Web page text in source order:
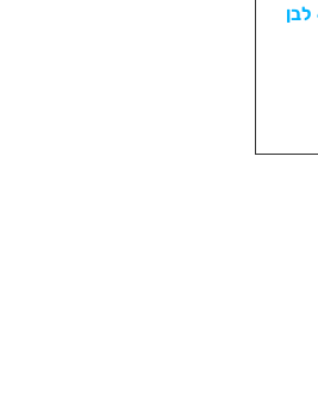
תנור חימום מעוצב ענק 4+2 לבן